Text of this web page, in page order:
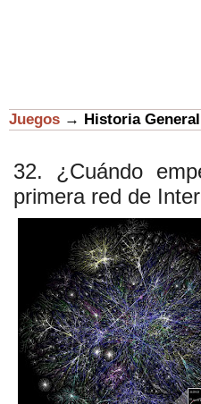
Juegos → Historia General
32. ¿Cuándo
primera red de